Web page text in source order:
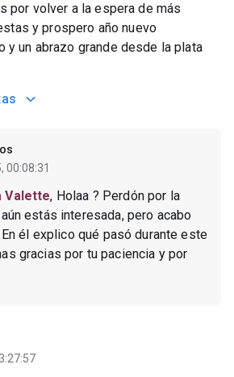
por volver a la espera de más
y prospero año nuevo
y un abrazo grande desde la plata
00:08:31
Valette, Holaa ? Perdón por la
estás interesada, pero acabo
él explico qué pasó durante este
gracias por tu paciencia y por